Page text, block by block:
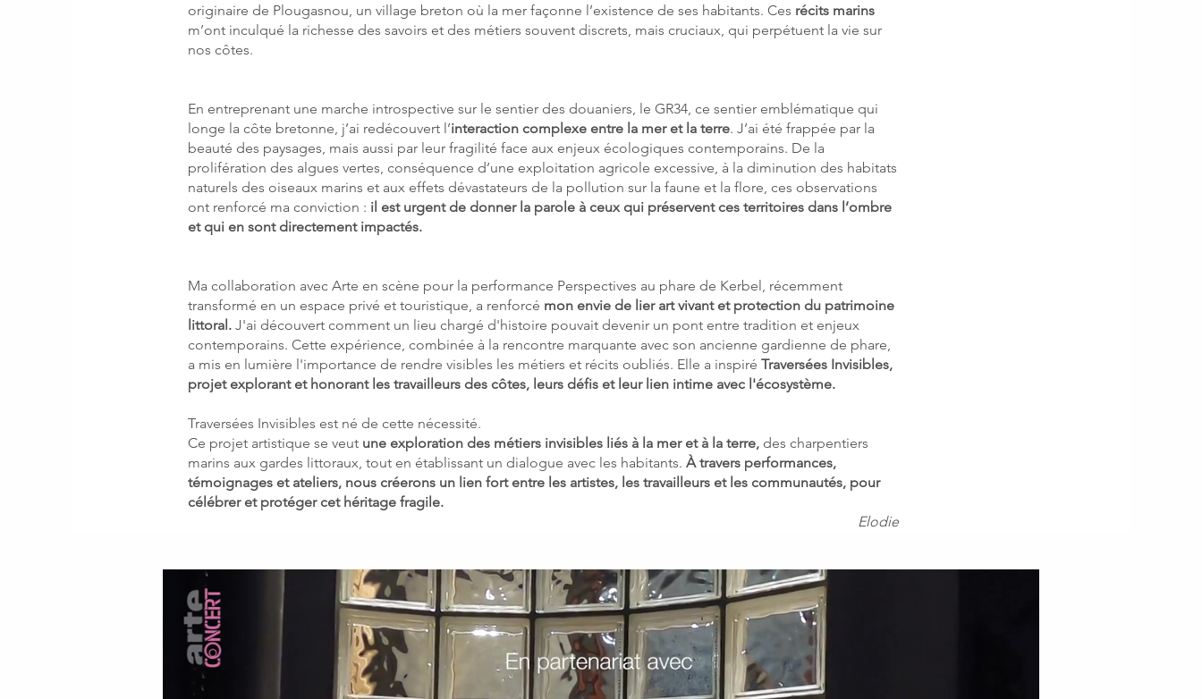
originaire de Plougasnou, un village breton où la mer façonne l’existence de ses habitants. Ces récits marins
m’ont inculqué la richesse des savoirs et des métiers souvent discrets, mais cruciaux, qui perpétuent la vie sur
nos côtes.
En entreprenant une marche introspective sur le sentier des douaniers, le GR34, ce sentier emblématique qui
longe la côte bretonne, j’ai redécouvert l’interaction complexe entre la mer et la terre. J’ai été frappée par la
beauté des paysages, mais aussi par leur fragilité face aux enjeux écologiques contemporains. De la
prolifération des algues vertes, conséquence d’une exploitation agricole excessive, à la diminution des habitats
naturels des oiseaux marins et aux effets dévastateurs de la pollution sur la faune et la flore, ces observations
ont renforcé ma conviction : il est urgent de donner la parole à ceux qui préservent ces territoires dans l’ombre
et qui en sont directement impactés.
Ma collaboration avec Arte en scène pour la performance Perspectives au phare de Kerbel, récemment
transformé en un espace privé et touristique, a renforcé mon envie de lier art vivant et protection du patrimoine
littoral. J'ai découvert comment un lieu chargé d'histoire pouvait devenir un pont entre tradition et enjeux
contemporains. Cette expérience, combinée à la rencontre marquante avec son ancienne gardienne de phare,
a mis en lumière l'importance de rendre visibles les métiers et récits oubliés. Elle a inspiré Traversées Invisibles,
projet explorant et honorant les travailleurs des côtes, leurs défis et leur lien intime avec l'écosystème.
Traversées Invisibles est né de cette nécessité.
Ce projet artistique se veut une exploration des métiers invisibles liés à la mer et à la terre, des charpentiers
marins aux gardes littoraux, tout en établissant un dialogue avec les habitants. À travers performances,
témoignages et ateliers, nous créerons un lien fort entre les artistes, les travailleurs et les communautés, pour
célébrer et protéger cet héritage fragile.
Elodie